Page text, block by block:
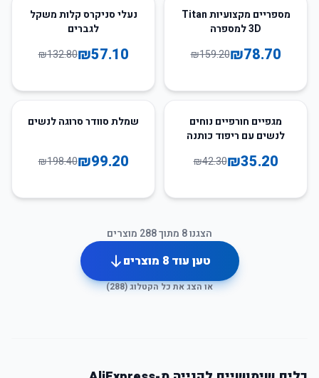
51%
מספריים מקצועיות Titan
3D למספרה
₪78.70
₪159.20
57
נעלי סניקרס קלות משקל
לגברים
₪57.10
₪132.80
17מגפיים חורפיים נוחים
לנשים עם ריפוד כותנה
₪35.20
₪42.30
50%שמלת סוודר סרוגה לנשים
₪99.20
₪198.40
הצגנו8 מתוך288 מוצרים
טען עוד8 מוצרים
או הצג את כל הקטלוג (288
)